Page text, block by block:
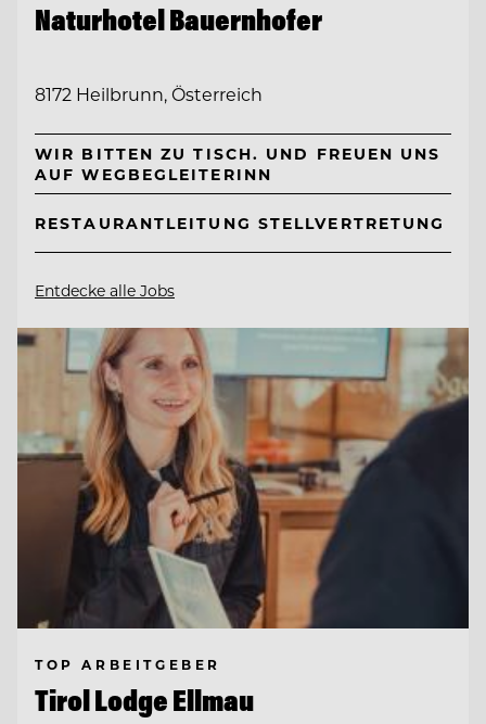
Naturhotel Bauernhofer
8172 Heilbrunn, Österreich
WIR BITTEN ZU TISCH. UND FREUEN UNS
AUF WEGBEGLEITERINN
RESTAURANTLEITUNG STELLVERTRETUNG
Entdecke alle Jobs
TOP ARBEITGEBER
Tirol Lodge Ellmau